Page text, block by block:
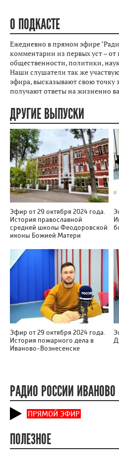
О ПОДКАСТЕ
Ежедневно в прямом эфире
комментарии из первых уст – от
общественности, политики,
Наши слушатели так же
эфира, высказывают свою точку
получают ответы на жизненно
ДРУГИЕ ВЫПУСКИ
Эфир от 29 октября 2024 года.
История православной
средней школы Феодоровской
иконы Божией Матери
Эфир от 29 октября 2024 года.
История пожарного дела в
Иваново-Вознесенске
РАДИО РОССИИ ИВАНОВО
ПРЯМОЙ ЭФИР
ПОЛЕЗНОЕ